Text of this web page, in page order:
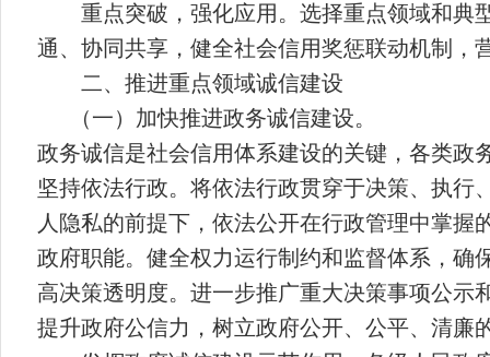
重点突破，强化应用。选择重点领域和典
通、协同共享，健全社会信用奖惩联动机制，
二、推进重点领域诚信建设
（一）加快推进政务诚信建设。
政务诚信是社会信用体系建设的关键，各类政
坚持依法行政。将依法行政贯穿于决策、执
人隐私的前提下，依法公开在行政管理中掌
政府职能。健全权力运行制约和监督体系，确
高决策透明度。进一步推广重大决策事项公
提升政府公信力，树立政府公开、公平、清廉